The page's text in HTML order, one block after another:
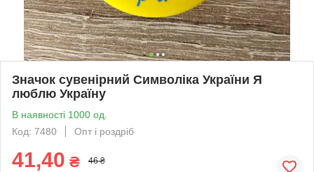
Значок сувенірний Символіка України Я
люблю Україну
В наявності 1000 од.
Код: 7480
Опт і роздріб
41,40 ₴ 46 ₴